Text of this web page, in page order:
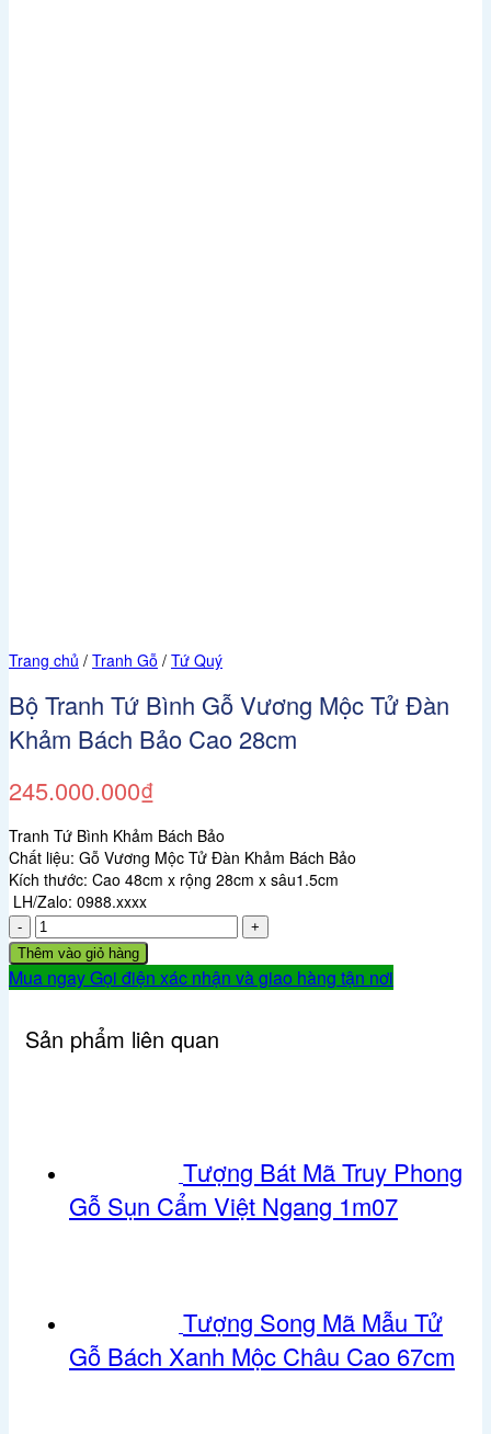
Trang chủ / Tranh Gỗ / Tứ Quý
Bộ Tranh Tứ Bình Gỗ Vương Mộc Tử Đàn
Khảm Bách Bảo Cao 28cm
245.000.000₫
Tranh Tứ Bình Khảm Bách Bảo
Chất liệu: Gỗ Vương Mộc Tử Đàn Khảm Bách Bảo
Kích thước: Cao 48cm x rộng 28cm x sâu1.5cm
LH/Zalo: 0988.xxxx
Bộ
Tranh
Tứ
Gỗ
Vương
Bách
Thêm vào giỏ hàng
Mua ngayGọi điện xác nhận và giao hàng tận nơi
Sản phẩm liên quan
Tượng Bát Mã Truy Phong
Gỗ Sụn Cẩm Việt Ngang 1m07
Tượng Song Mã Mẫu Tử
Gỗ Bách Xanh Mộc Châu Cao 67cm